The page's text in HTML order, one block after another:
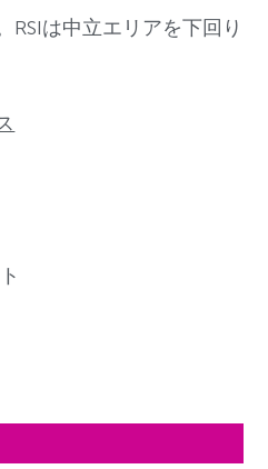
RSIは中立エリアを下回り